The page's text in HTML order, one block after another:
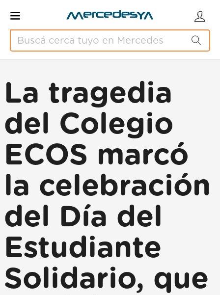
La tragedia
del Colegio
ECOS marcó
la celebración
del Día del
Estudiante
Solidario, que